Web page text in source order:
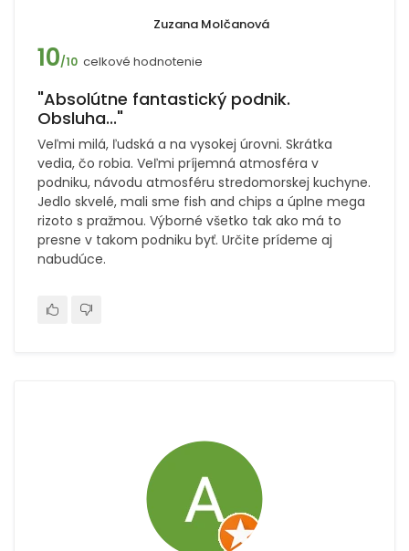
Zuzana Molčanová
10/10 celkové hodnotenie
"Absolútne fantastický podnik.
Obsluha..."
Veľmi milá, ľudská a na vysokej úrovni. Skrátka
vedia, čo robia. Veľmi príjemná atmosféra v
podniku, návodu atmosféru stredomorskej kuchyne.
Jedlo skvelé, mali sme fish and chips a úplne mega
rizoto s pražmou. Výborné všetko tak ako má to
presne v takom podniku byť. Určite prídeme aj
nabudúce.